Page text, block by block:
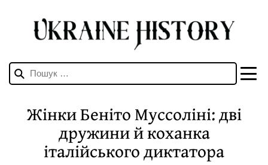
Пошук:
Жінки Беніто Муссоліні: дві
дружини й коханка
італійського диктатора